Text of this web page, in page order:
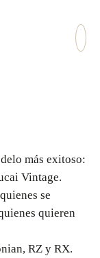
más exitoso:
Vintage.
se
quieren
RZ y RX.